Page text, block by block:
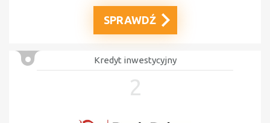
SPRAWDŹ
Kredyt inwestycyjny
2